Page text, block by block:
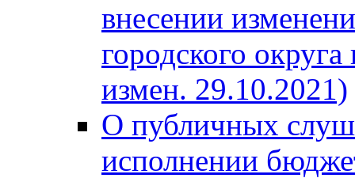
внесении
городского
измен. 29.10.2021)
О публичных
исполнении